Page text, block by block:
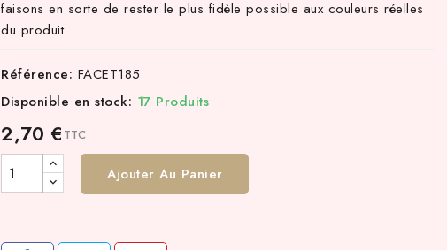
faisons en sorte de rester le plus fidèle possible aux couleurs réelles
du produit
Référence: FACET185
Disponible en stock: 17 Produits
2,70 € TTC
Ajouter Au Panier